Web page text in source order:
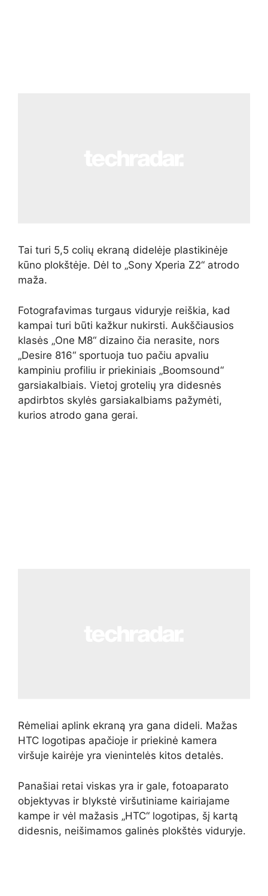
Tai turi 5,5 colių ekraną didelėje plastikinėje
kūno plokštėje. Dėl to „Sony Xperia Z2“ atrodo
maža.
Fotografavimas turgaus viduryje reiškia, kad
kampai turi būti kažkur nukirsti. Aukščiausios
klasės „One M8“ dizaino čia nerasite, nors
„Desire 816“ sportuoja tuo pačiu apvaliu
kampiniu profiliu ir priekiniais „Boomsound“
garsiakalbiais. Vietoj grotelių yra didesnės
apdirbtos skylės garsiakalbiams pažymėti,
kurios atrodo gana gerai.
Rėmeliai aplink ekraną yra gana dideli. Mažas
HTC logotipas apačioje ir priekinė kamera
viršuje kairėje yra vienintelės kitos detalės.
Panašiai retai viskas yra ir gale, fotoaparato
objektyvas ir blykstė viršutiniame kairiajame
kampe ir vėl mažasis „HTC“ logotipas, šį kartą
didesnis, neišimamos galinės plokštės viduryje.